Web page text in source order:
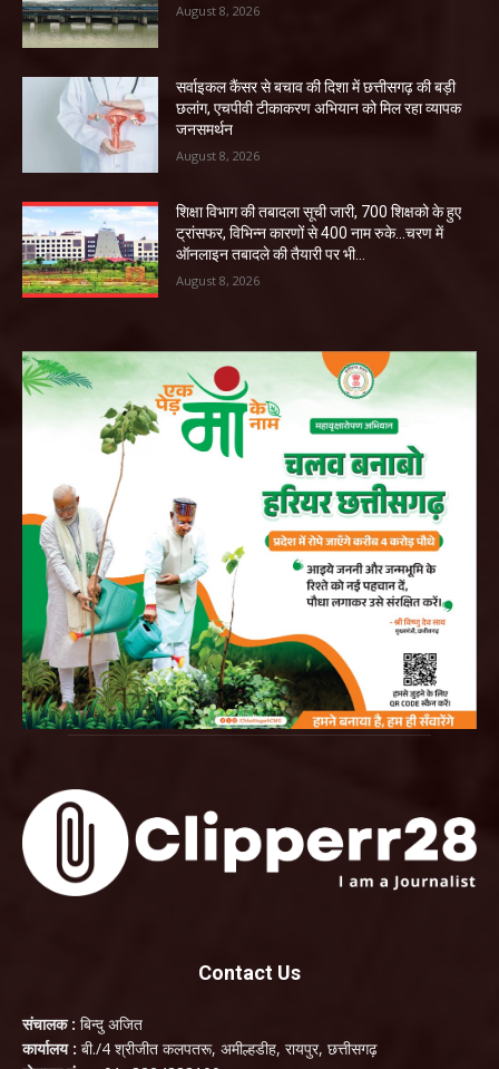
August 8, 2026
सर्वाइकल कैंसर से बचाव की दिशा में छत्तीसगढ़ की बड़ी
छलांग, एचपीवी टीकाकरण अभियान को मिल रहा व्यापक
जनसमर्थन
August 8, 2026
शिक्षा विभाग की तबादला सूची जारी, 700 शिक्षको के हुए
ट्रांसफर, विभिन्न कारणों से 400 नाम रुके…चरण में
ऑनलाइन तबादले की तैयारी पर भी...
August 8, 2026
Contact Us
संचालक : बिन्दु अजित
कार्यालय : बी./4 श्रीजीत कलपतरू, अमील्हडीह, रायपुर, छत्तीसगढ़